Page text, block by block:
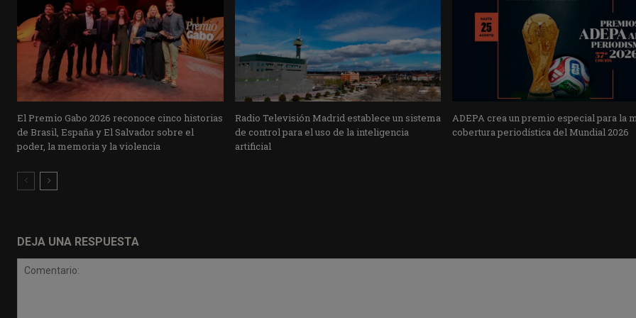
El Premio Gabo 2026 reconoce cinco historias
de Brasil, España y El Salvador sobre el
poder, la memoria y la violencia
Radio Televisión Madrid establece un sistema
de control para el uso de la inteligencia
artificial
ADEPA crea un premio especial para la
cobertura periodística del Mundial 2026
DEJA UNA RESPUESTA